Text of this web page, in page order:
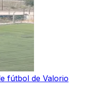
fútbol de Valorio